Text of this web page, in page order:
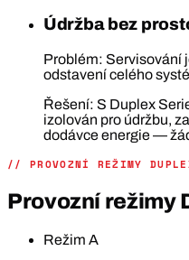
Údržba bez
Problém: Servisování
odstavení celého
Řešení: S Duplex
izolován pro údržbu,
dodávce energie —
// PROVOZNÍ REŽIMY
Provozní režimy
Režim A